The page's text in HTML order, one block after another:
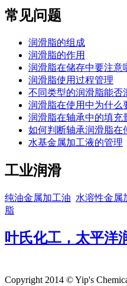
常见问题
润滑脂的组成
润滑脂的作用
润滑脂在储存中要注意
润滑脂使用过程管理
不同类型的润滑脂能否
润滑脂在使用中为什么
润滑脂在轴承中的填充
如何判断轴承润滑脂在
水基金属加工液的管理
工业润滑
纯油金属加工油 水溶性金属
脂
叶氏化工，太平洋
Copyright 2014 © Yip's